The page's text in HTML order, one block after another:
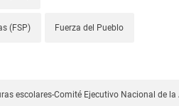
(FSP) Fuerza del Pueblo
escolares-Comité Ejecutivo Nacional de la